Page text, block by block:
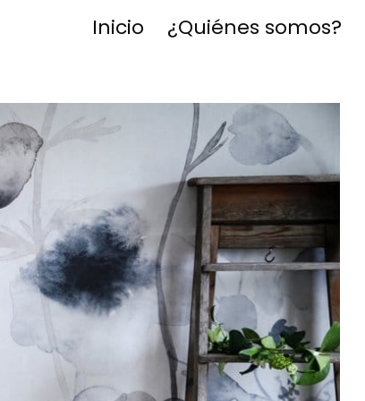
Inicio ¿Quiénes somos?